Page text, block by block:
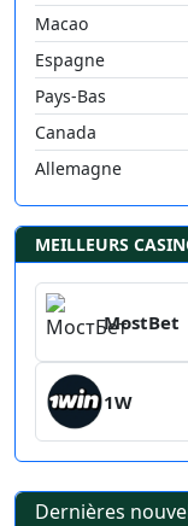
Macao
Espagne
Pays-Bas
Canada
Allemagne
MEILLEURS
MostBet
1W
Dernières